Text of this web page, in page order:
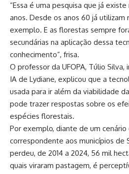
“Essa é uma pesquisa que já
anos. Desde os anos 60 já utilizam
exemplo. E as florestas sempre
secundárias na aplicação dessa
conhecimento”, frisa.
O professor da UFOPA, Túlio
IA de Lydiane, explicou que a
usada para ir além da viabilidade
pode trazer respostas sobre os
espécies florestais.
Por exemplo, diante de um cenário
correspondente aos municípios de
perdeu, de 2014 a 2024, 56 mil
quais viraram pastagem, é